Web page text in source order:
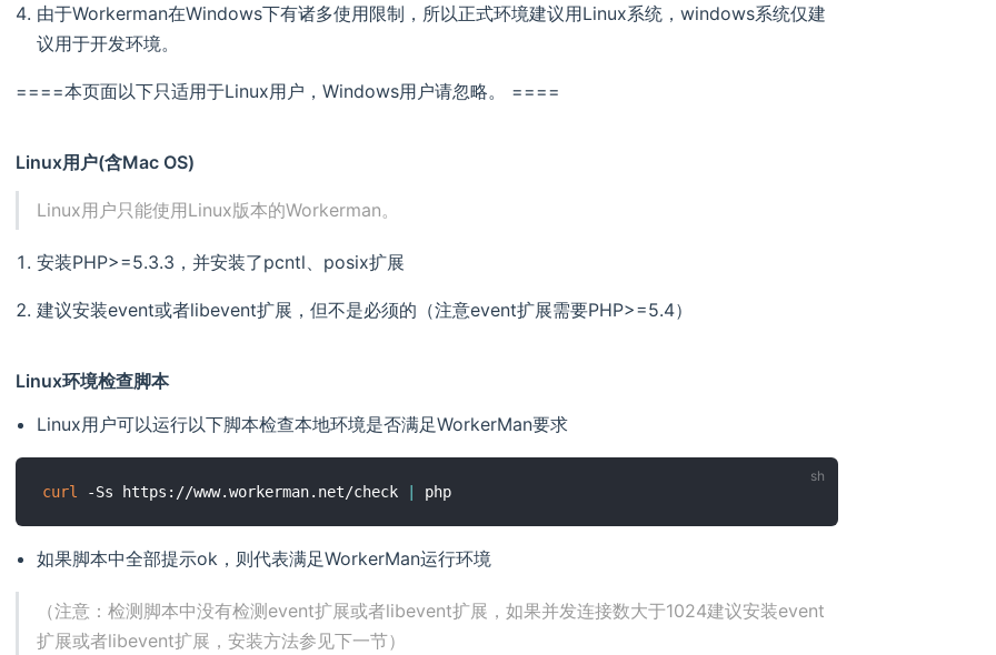
由于Workerman在Windows下有诸多使用限制，所以正式环境建议用Linux系统，windows系统仅建
议用于开发环境。
====本页面以下只适用于Linux用户，Windows用户请忽略。 ====
Linux用户(含Mac OS)
Linux用户只能使用Linux版本的Workerman。
安装PHP>=5.3.3，并安装了pcntl、posix扩展
建议安装event或者libevent扩展，但不是必须的（注意event扩展需要PHP>=5.4）
Linux环境检查脚本
Linux用户可以运行以下脚本检查本地环境是否满足WorkerMan要求
curl -Ss https://www.workerman.net/check |
如果脚本中全部提示ok，则代表满足WorkerMan运行环境
（注意：检测脚本中没有检测event扩展或者libevent扩展，如果并发连接数大于1024建议安装event
扩展或者libevent扩展，安装方法参见下一节）